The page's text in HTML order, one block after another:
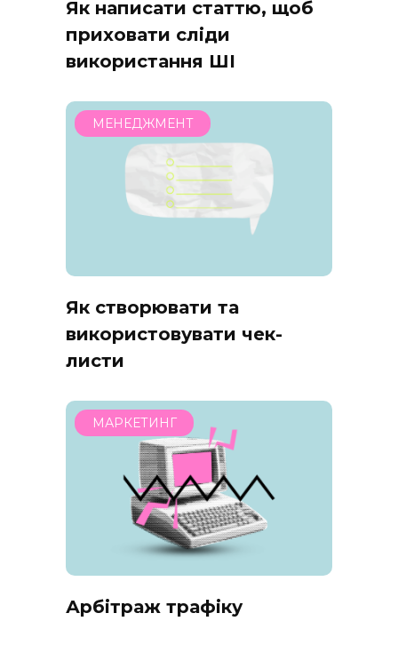
Як написати статтю, щоб
приховати сліди
використання ШІ
МЕНЕДЖМЕНТ
Як створювати та
використовувати чек-
листи
МАРКЕТИНГ
Арбітраж трафіку